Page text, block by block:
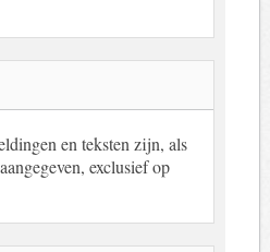
en teksten zijn, als
exclusief op